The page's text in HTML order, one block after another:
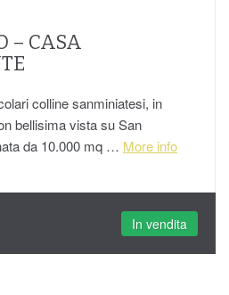
– CASA
colline sanminiatesi, in
bellisima vista su San
da 10.000 mq … More info
In vendita